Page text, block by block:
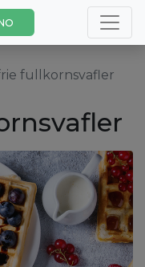
fullkornsvafler